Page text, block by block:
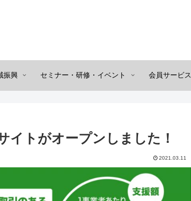
振興 セミナー・研修・イベント 会員サービス
イトがオープンしました！
2021.03.11